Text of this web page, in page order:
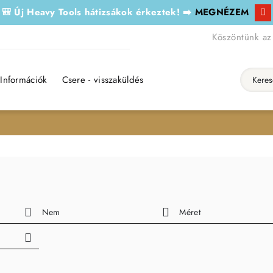
🎒 Új Heavy Tools hátizsákok érkeztek! ➡️ MEGNÉZEM
Köszöntünk
Információk Csere - visszaküldés
Nem Méret